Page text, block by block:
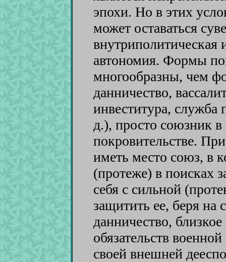
эпохи. Но в этих
может оставаться
внутриполитическая
автономия. Формы
многообразны, чем
данничество,
инвеститура, служба
д.), просто союзник
покровительстве.
иметь место союз, в
(протеже) в поисках
себя с сильной
защитить ее, беря на
данничество,
обязательств
своей внешней